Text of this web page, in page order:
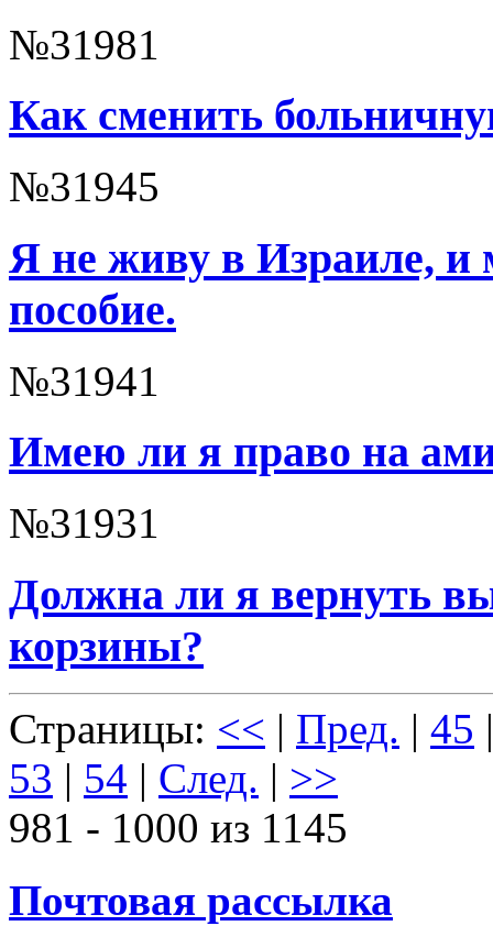
№31981
Как сменить
№31945
Я не живу в Израиле, и
пособие.
№31941
Имею ли я право на
№31931
Должна ли я вернуть
корзины?
Страницы: << | Пред. | 45
53 | 54 | След. | >>
981 - 1000 из 1145
Почтовая рассылка